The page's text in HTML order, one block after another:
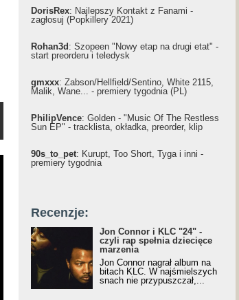
DorisRex: Najlepszy Kontakt z Fanami -
zagłosuj (Popkillery 2021)
Rohan3d : Szopeen "Nowy etap na drugi etat" -
start preorderu i teledysk
gmxxx: Żabson/Hellfield/Sentino, White 2115,
Malik, Wane... - premiery tygodnia (PL)
PhilipVence: Golden - "Music Of The Restless
Sun EP" - tracklista, okładka, preorder, klip
90s_to_pet: Kurupt, Too Short, Tyga i inni -
premiery tygodnia
Recenzje:
Jon Connor i KLC "24" -
czyli rap spełnia dziecięce
marzenia
Jon Connor nagrał album na
bitach KLC. W najśmielszych
snach nie przypuszczał,...